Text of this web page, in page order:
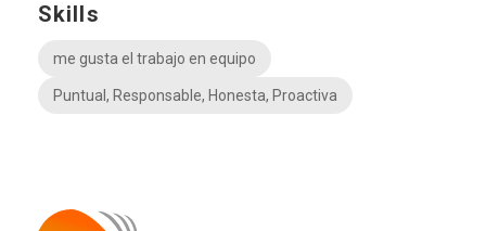
Skills
me gusta el trabajo en equipo
Puntual, Responsable, Honesta, Proactiva